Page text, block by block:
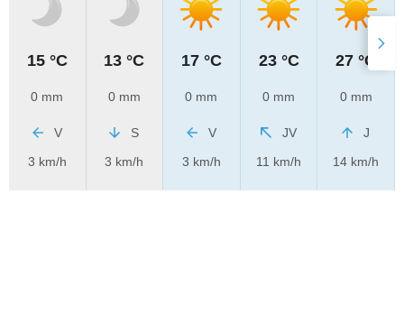
15 °C
0 mm
V
3 km/h
13 °C
0 mm
S
3 km/h
17 °C
0 mm
V
3 km/h
23 °C
0 mm
JV
11 km/h
27 °C
0 mm
J
14 km/h